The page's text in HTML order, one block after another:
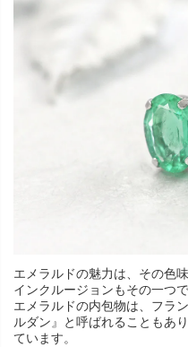
エメラルドの魅力は、その色
インクルージョンもその一つで
エメラルドの内包物は、フラ
ルダン』と呼ばれることもあ
ています。